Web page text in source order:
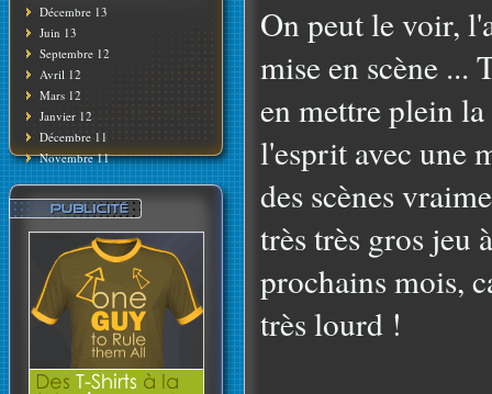
Décembre 13
Juin 13
Septembre 12
Avril 12
Mars 12
Janvier 12
Décembre 11
Novembre 11
On peut le voir,
mise en scène ...
en mettre plein
l'esprit avec une
des scènes
très très gros jeu
prochains mois,
très lourd !